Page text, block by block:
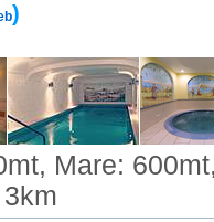
)
Mare: